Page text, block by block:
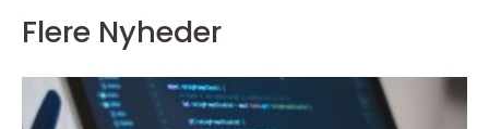
Flere Nyheder